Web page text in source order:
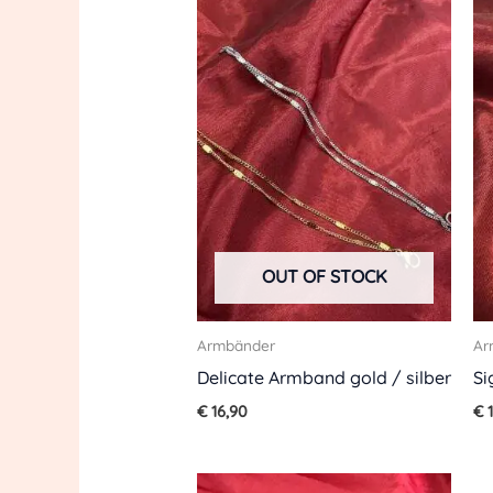
OUT OF STOCK
Armbänder
Delicate Armband gold / silber
€16,90 €
OriginalCurrent